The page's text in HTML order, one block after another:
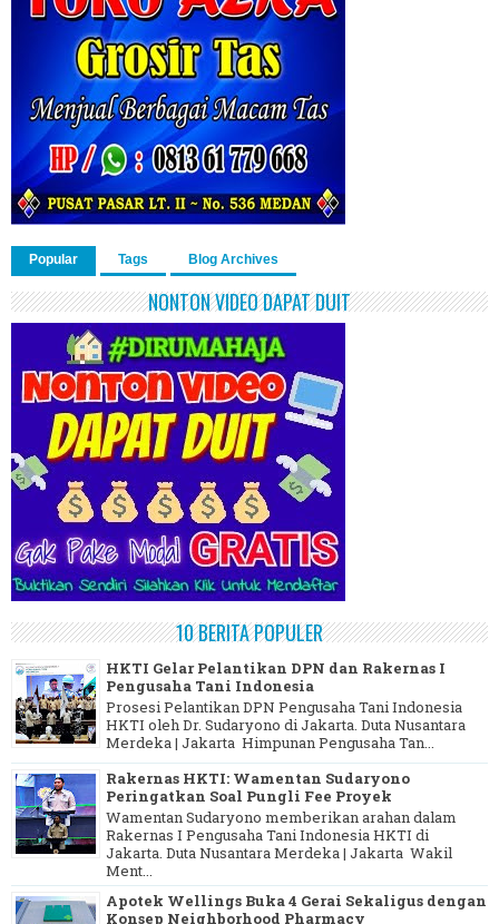
Popular Tags Blog Archives
NONTON VIDEO DAPAT DUIT
10 BERITA POPULER
HKTI Gelar Pelantikan DPN dan Rakernas I
Pengusaha Tani Indonesia
Prosesi Pelantikan DPN Pengusaha Tani Indonesia
HKTI oleh Dr. Sudaryono di Jakarta. Duta Nusantara
Merdeka | Jakarta Himpunan Pengusaha Tan...
Rakernas HKTI: Wamentan Sudaryono
Peringatkan Soal Pungli Fee Proyek
Wamentan Sudaryono memberikan arahan dalam
Rakernas I Pengusaha Tani Indonesia HKTI di
Jakarta. Duta Nusantara Merdeka | Jakarta Wakil
Ment...
Apotek Wellings Buka 4 Gerai Sekaligus dengan
Konsep Neighborhood Pharmacy